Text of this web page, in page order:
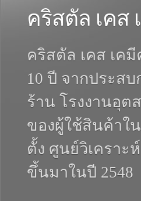
คริสตัล เคส
คริสตัล เคส เค
10 ปี จากประส
ร้าน โรงงานอุต
ของผู้ใช้สินค้าใ
ตั้ง ศูนย์วิเคราะ
ขึ้นมาในปี 2548